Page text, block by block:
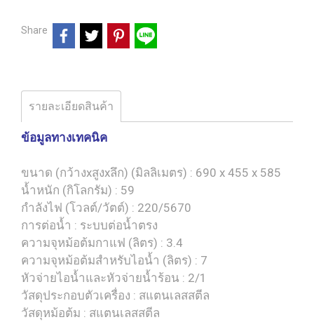
Share
รายละเอียดสินค้า
ข้อมูลทางเทคนิค
ขนาด (กว้างxสูงxลึก) (มิลลิเมตร) : 690 x 455 x 585
น้ำหนัก (กิโลกรัม) : 59
กำลังไฟ (โวลต์/วัตต์) : 220/5670
การต่อน้ำ : ระบบต่อน้ำตรง
ความจุหม้อต้มกาแฟ (ลิตร) : 3.4
ความจุหม้อต้มสำหรับไอน้ำ (ลิตร) : 7
หัวจ่ายไอน้ำและหัวจ่ายน้ำร้อน : 2/1
วัสดุประกอบตัวเครื่อง : สแตนเลสสตีล
วัสดุหม้อต้ม : สแตนเลสสตีล